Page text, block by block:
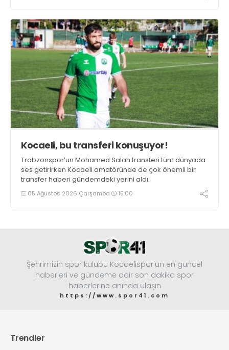
Kocaeli, bu transferi konuşuyor!
Trabzonspor’un Mohamed Salah transferi tüm dünyada
ses getirirken Kocaeli amatöründe de çok önemli bir
transfer haberi gündemdeki yerini aldı.
05 Ağustos 2026 Çarşamba 15:00
Şehrimizin spor kulübü Kocaelispor'un en güncel
haberleri ve gündeme dair son dakika spor
haberlerine anında ulaşın
https://www.spor41.com
Trendler